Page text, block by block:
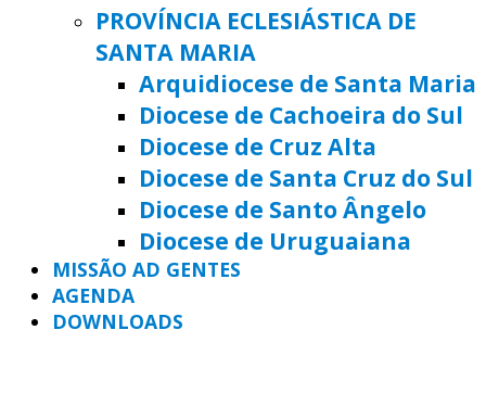
PROVÍNCIA ECLESIÁSTICA DE
SANTA MARIA
Arquidiocese de Santa Maria
Diocese de Cachoeira do Sul
Diocese de Cruz Alta
Diocese de Santa Cruz do Sul
Diocese de Santo Ângelo
Diocese de Uruguaiana
MISSÃO AD GENTES
AGENDA
DOWNLOADS